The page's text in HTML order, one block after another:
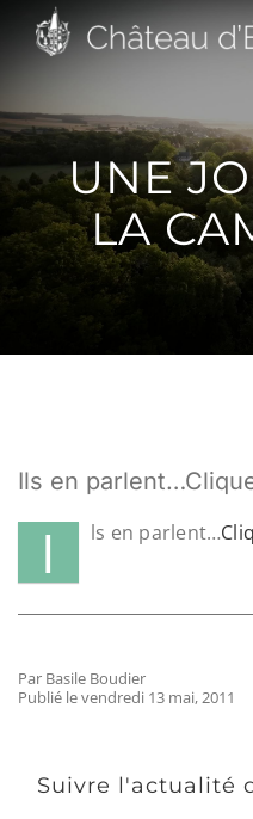
Passer
UNE
LA
Ils en
I ls en parlent…
Par Basile Boudier
Publié le vendredi 13 mai, 2011
Suivre l'actualité